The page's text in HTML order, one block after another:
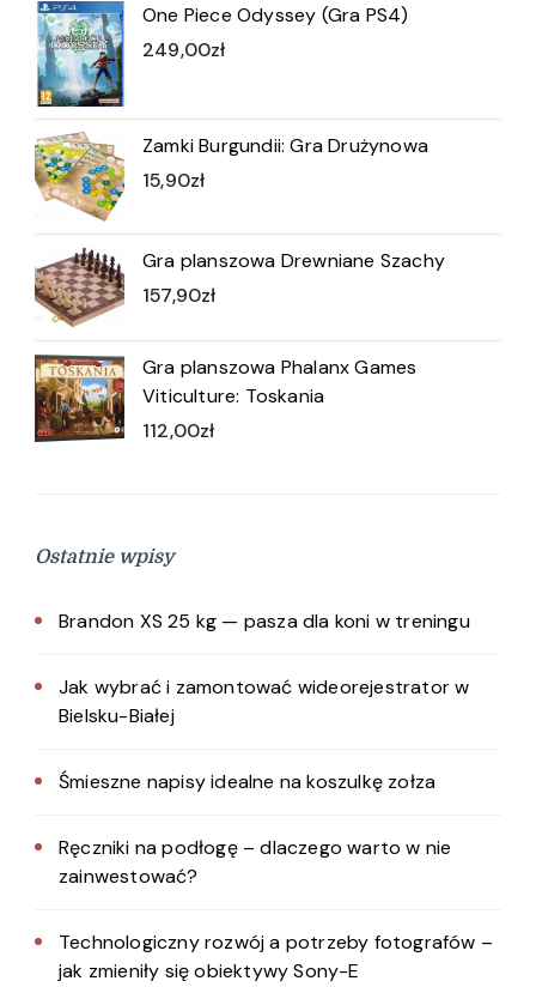
One Piece Odyssey (Gra PS4)
249,00zł
Zamki Burgundii: Gra Drużynowa
15,90zł
Gra planszowa Drewniane Szachy
157,90zł
Gra planszowa Phalanx Games
Viticulture: Toskania
112,00zł
Ostatnie wpisy
Brandon XS 25 kg — pasza dla koni w treningu
Jak wybrać i zamontować wideorejestrator w
Bielsku-Białej
Śmieszne napisy idealne na koszulkę zołza
Ręczniki na podłogę – dlaczego warto w nie
zainwestować?
Technologiczny rozwój a potrzeby fotografów –
jak zmieniły się obiektywy Sony-E